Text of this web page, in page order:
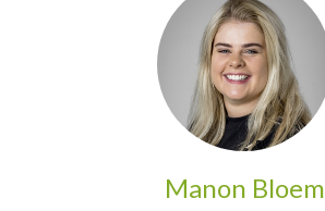
Manon Bloem